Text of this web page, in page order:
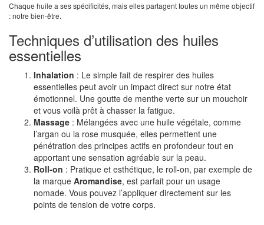
Chaque huile a ses spécificités, mais elles partagent toutes un même objectif
: notre bien-être.
Techniques d’utilisation des huiles
essentielles
Inhalation : Le simple fait de respirer des huiles
essentielles peut avoir un impact direct sur notre état
émotionnel. Une goutte de menthe verte sur un mouchoir
et vous voilà prêt à chasser la fatigue.
Massage : Mélangées avec une huile végétale, comme
l’argan ou la rose musquée, elles permettent une
pénétration des principes actifs en profondeur tout en
apportant une sensation agréable sur la peau.
Roll-on : Pratique et esthétique, le roll-on, par exemple de
la marque Aromandise, est parfait pour un usage
nomade. Vous pouvez l’appliquer directement sur les
points de tension de votre corps.